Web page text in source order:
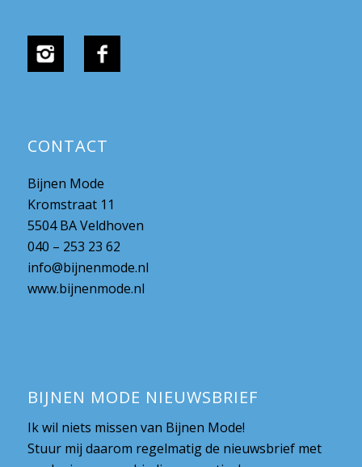
CONTACT
Bijnen Mode
Kromstraat 11
5504 BA Veldhoven
040 – 253 23 62
info@bijnenmode.nl
www.bijnenmode.nl
BIJNEN MODE NIEUWSBRIEF
Ik wil niets missen van Bijnen Mode!
Stuur mij daarom regelmatig de nieuwsbrief met